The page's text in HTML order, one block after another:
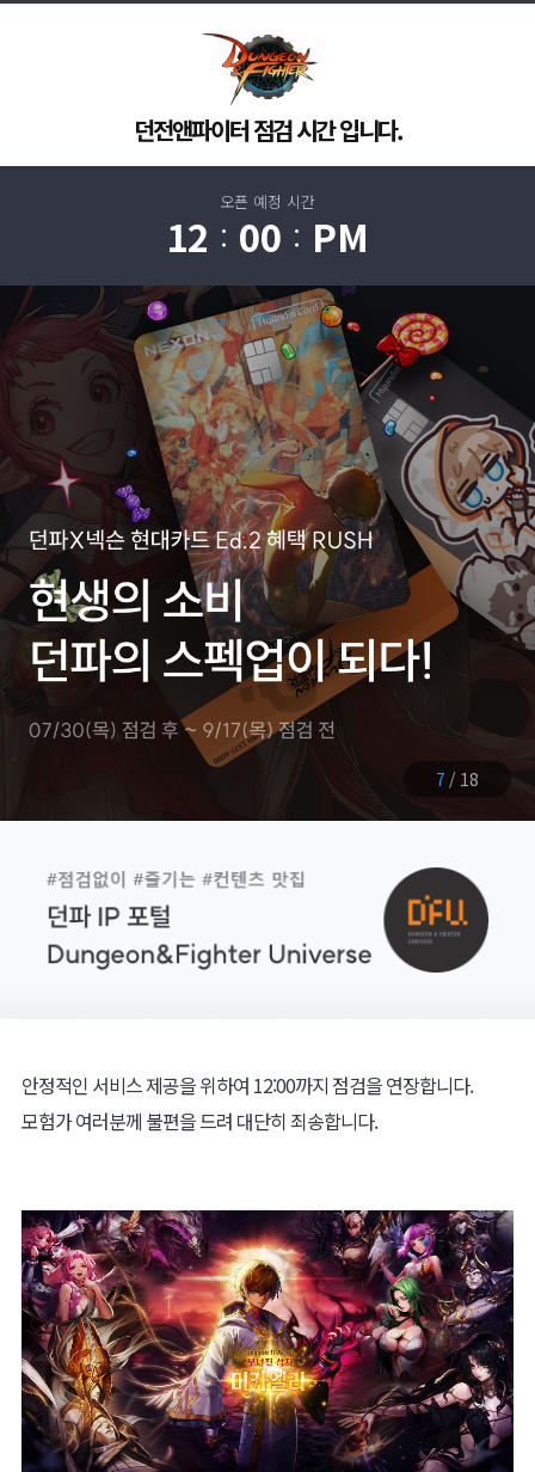
던전앤파이터 점검 시간 입니다.
오픈 예정 시간
12 00 PM
8 / 18
안정적인 서비스 제공을 위하여 12:00까지 점검을 연장합니다.
모험가 여러분께 불편을 드려 대단히 죄송합니다.